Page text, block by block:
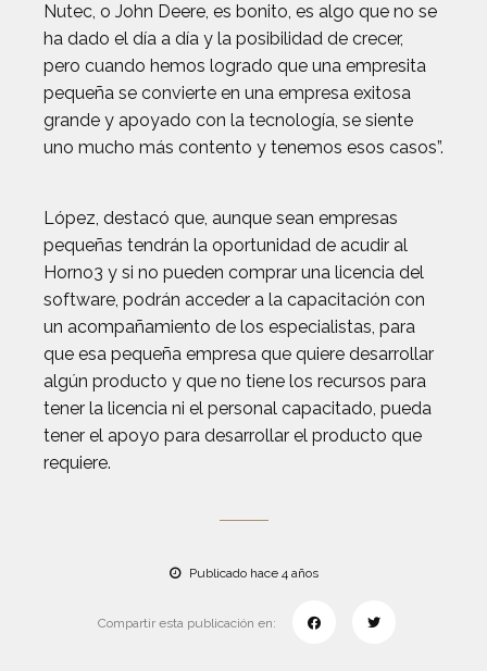
Nutec, o John Deere, es bonito, es algo que no se
ha dado el día a día y la posibilidad de crecer,
pero cuando hemos logrado que una empresita
pequeña se convierte en una empresa exitosa
grande y apoyado con la tecnología, se siente
uno mucho más contento y tenemos esos casos”.
López, destacó que, aunque sean empresas
pequeñas tendrán la oportunidad de acudir al
Horno3 y si no pueden comprar una licencia del
software, podrán acceder a la capacitación con
un acompañamiento de los especialistas, para
que esa pequeña empresa que quiere desarrollar
algún producto y que no tiene los recursos para
tener la licencia ni el personal capacitado, pueda
tener el apoyo para desarrollar el producto que
requiere.
Publicado hace 4 años
Compartir esta publicación en: